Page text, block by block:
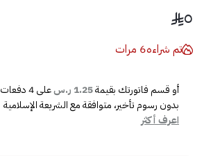
✅
النوع:
كرنك بلاستيك للسباكة
الاستخدام:للمياه الحارة
الخامة:بلاستيك قوي مقاوم للحرارة
العلامة التجارية: يونايتد
سهولة التركيب ومتانة عالية
٥
تم شراءه6 مرات
أو قسم فاتورتك بقيمة1.25 ر.س على4دفعات
بدون رسوم تأخير، متوافقة مع الشريعة الإسلامية
اعرف أكثر